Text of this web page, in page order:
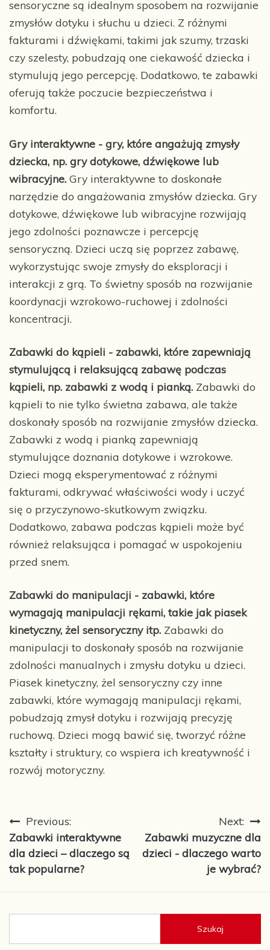
sensoryczne są idealnym sposobem na rozwijanie
zmysłów dotyku i słuchu u dzieci. Z różnymi
fakturami i dźwiękami, takimi jak szumy, trzaski
czy szelesty, pobudzają one ciekawość dziecka i
stymulują jego percepcję. Dodatkowo, te zabawki
oferują także poczucie bezpieczeństwa i
komfortu.
Gry interaktywne - gry, które angażują zmysły
dziecka, np. gry dotykowe, dźwiękowe lub
wibracyjne. Gry interaktywne to doskonałe
narzędzie do angażowania zmysłów dziecka. Gry
dotykowe, dźwiękowe lub wibracyjne rozwijają
jego zdolności poznawcze i percepcję
sensoryczną. Dzieci uczą się poprzez zabawę,
wykorzystując swoje zmysły do eksploracji i
interakcji z grą. To świetny sposób na rozwijanie
koordynacji wzrokowo-ruchowej i zdolności
koncentracji.
Zabawki do kąpieli - zabawki, które zapewniają
stymulującą i relaksującą zabawę podczas
kąpieli, np. zabawki z wodą i pianką. Zabawki do
kąpieli to nie tylko świetna zabawa, ale także
doskonały sposób na rozwijanie zmysłów dziecka.
Zabawki z wodą i pianką zapewniają
stymulujące doznania dotykowe i wzrokowe.
Dzieci mogą eksperymentować z różnymi
fakturami, odkrywać właściwości wody i uczyć
się o przyczynowo-skutkowym związku.
Dodatkowo, zabawa podczas kąpieli może być
również relaksująca i pomagać w uspokojeniu
przed snem.
Zabawki do manipulacji - zabawki, które
wymagają manipulacji rękami, takie jak piasek
kinetyczny, żel sensoryczny itp. Zabawki do
manipulacji to doskonały sposób na rozwijanie
zdolności manualnych i zmysłu dotyku u dzieci.
Piasek kinetyczny, żel sensoryczny czy inne
zabawki, które wymagają manipulacji rękami,
pobudzają zmysł dotyku i rozwijają precyzję
ruchową. Dzieci mogą bawić się, tworzyć różne
kształty i struktury, co wspiera ich kreatywność i
rozwój motoryczny.
Nawigacja
wpisu
Previous:
Zabawki interaktywne
dla dzieci – dlaczego są
tak popularne?
Next:
Zabawki muzyczne dla
dzieci - dlaczego warto
je wybrać?
Szukaj